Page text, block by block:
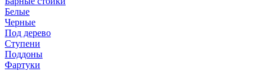
Белые
Черные
Под дерево
Ступени
Поддоны
Фартуки